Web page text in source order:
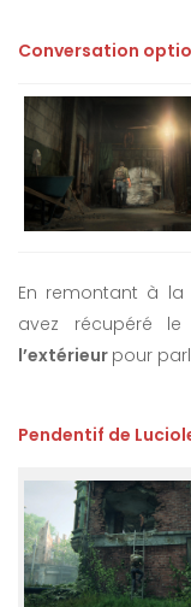
Conversation
En remontant à
avez récupéré
l’extérieur pour
Pendentif de